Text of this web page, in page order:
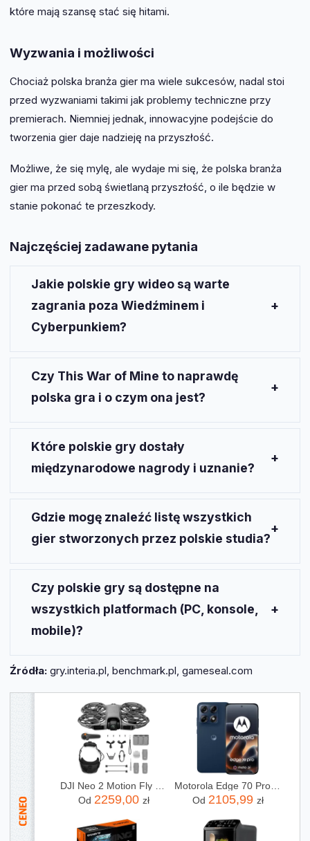
które mają szansę stać się hitami.
Wyzwania i możliwości
Chociaż polska branża gier ma wiele sukcesów, nadal stoi
przed wyzwaniami takimi jak problemy techniczne przy
premierach. Niemniej jednak, innowacyjne podejście do
tworzenia gier daje nadzieję na przyszłość.
Możliwe, że się mylę, ale wydaje mi się, że polska branża
gier ma przed sobą świetlaną przyszłość, o ile będzie w
stanie pokonać te przeszkody.
Najczęściej zadawane pytania
Jakie polskie gry wideo są warte
zagrania poza Wiedźminem i
Cyberpunkiem?
w takie tytuły jak Dying Light,Frostpunk,
Ghostrunner 2
The Invincible
uznanie na całym świecie.
Czy This War of Mine to naprawdę
polska gra i o czym ona jest?
studios. Opowiada o trudnych wyborach i
przetrwaniu w czasie wojny z perspektywy cywilów.
Które polskie gry dostały
międzynarodowe nagrody i uznanie?
Dying Lightzdobyły wiele międzynarodowych
nagród za innowacyjność i jakość.
Gdzie mogę znaleźć listę wszystkich
gier stworzonych przez polskie studia?
znaleźć na stronach takich jak gry.interia.pl oraz
benchmark.pl.
Czy polskie gry są dostępne na
wszystkich platformach (PC, konsole,
mobile)?
wszystkich głównych platformach, w tym PC,
konsole i urządzenia mobilne.
Źródła: gry.interia.pl, benchmark.pl, gameseal.com
DJI Neo 2 Motion Fly More Combo
Od 2259,00 zł
Motorola Edge 70 Pro 8/256GB Granatowy
Od 2105,99 zł